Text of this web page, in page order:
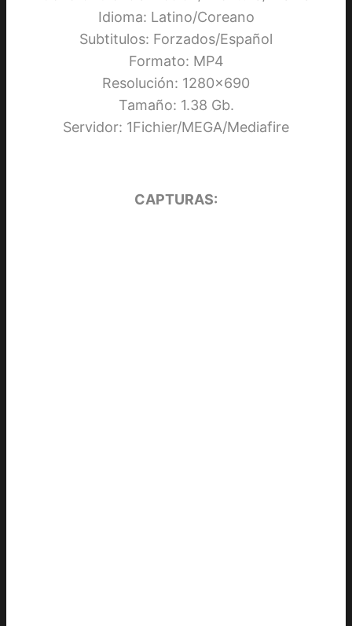
Idioma: Latino/Coreano
Subtitulos: Forzados/Español
Formato: MP4
Resolución: 1280×690
Tamaño: 1.38 Gb.
Servidor: 1Fichier/MEGA/Mediafire
CAPTURAS: